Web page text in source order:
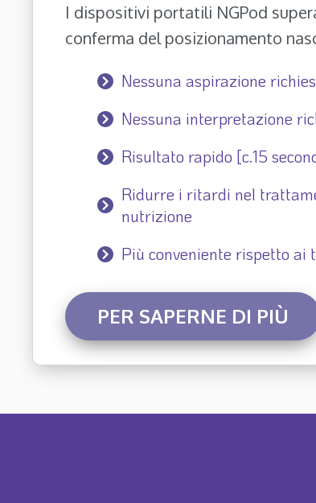
I dispositivi portatili NGPod
conferma del posizionamento
Nessuna aspirazione
Nessuna interpretazione
Risultato rapido [c.15
Ridurre i ritardi nel
nutrizione
Più conveniente rispetto ai
PER SAPERNE DI PIÙ